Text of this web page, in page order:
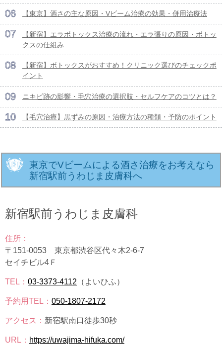
【東京】酒さの主な原因・Vビーム治療の効果・併用治療法
【新宿】エラボトックス治療の流れ・エラ張りの原因・ボトッ
クスの仕組み
【新宿】ボトックスがおすすめ！クリニック選びのチェックポ
イント
ニキビ跡の影響・毛穴治療の選択肢・セルフケアのコツとは？
【毛穴治療】黒ずみの原因・治療方法の種類・予防のポイント
東京でVビームによる酒さ治療をお考えなら
新宿駅前うわじま皮膚科へ
新宿駅前うわじま皮膚科
住所：
〒151-0053 東京都渋谷区代々木2-6-7
セイチビル4Ｆ
TEL： 03-3373-4112 （よいひふ）
予約用TEL： 050-1807-2172
アクセス： 新宿駅南口徒歩30秒
URL： https://uwajima-hifuka.com/